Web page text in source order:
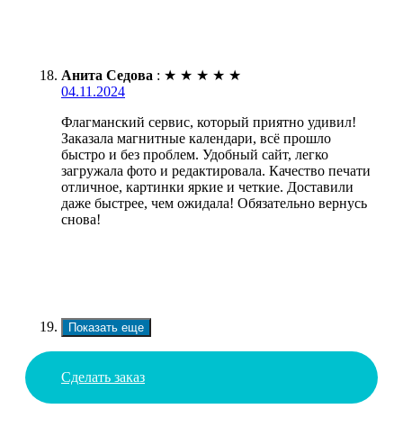
Анита Седова : ★ ★ ★ ★ ★
04.11.2024
Флагманский сервис, который приятно удивил!
Заказала магнитные календари, всё прошло
быстро и без проблем. Удобный сайт, легко
загружала фото и редактировала. Качество печати
отличное, картинки яркие и четкие. Доставили
даже быстрее, чем ожидала! Обязательно вернусь
снова!
Показать еще
Сделать заказ